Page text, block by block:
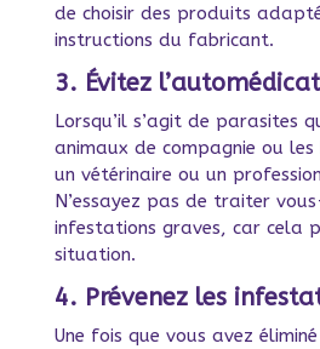
de choisir des produits
instructions du fabricant.
3. Évitez
Lorsqu’il s’agit de parasites
animaux de compagnie ou les
un vétérinaire ou un
N’essayez pas de traiter
infestations graves, car cela
situation.
4. Prévenez les
Une fois que vous avez